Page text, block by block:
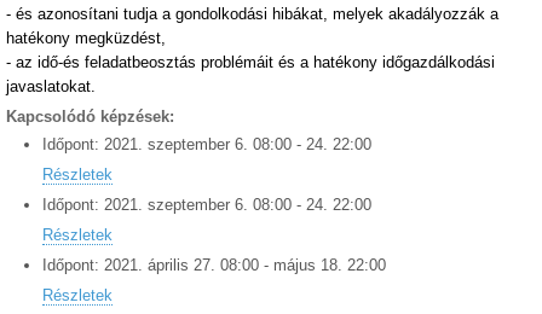
- és azonosítani tudja a gondolkodási hibákat, melyek akadályozzák a
hatékony megküzdést,
- az idő-és feladatbeosztás problémáit és a hatékony időgazdálkodási
javaslatokat.
Kapcsolódó képzések:
Időpont: 2021. szeptember 6. 08:00 - 24. 22:00
Részletek
Időpont: 2021. szeptember 6. 08:00 - 24. 22:00
Részletek
Időpont: 2021. április 27. 08:00 - május 18. 22:00
Részletek